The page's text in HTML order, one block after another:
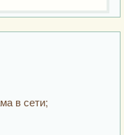
в сети;